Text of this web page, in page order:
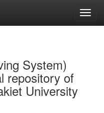
System)
repository of
University